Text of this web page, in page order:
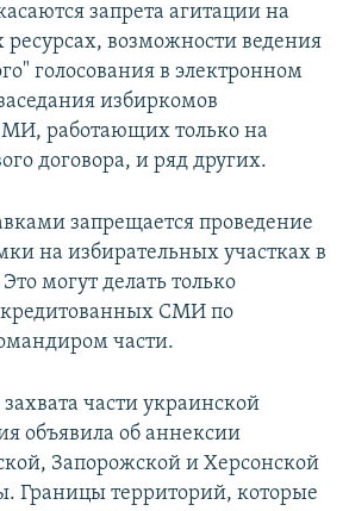
запрета агитации на
возможности ведения
голосования в электронном
избиркомов
работающих только на
договора, и ряд других.
запрещается проведение
на избирательных участках в
могут делать только
СМИ по
части.
захвата части украинской
объявила об аннексии
Запорожской и Херсонской
Границы территорий, которые